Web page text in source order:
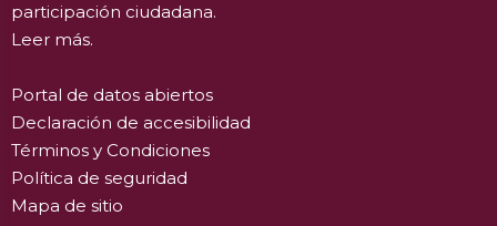
participación ciudadana.
Leer más.
Portal de datos abiertos
Declaración de accesibilidad
Términos y Condiciones
Política de seguridad
Mapa de sitio